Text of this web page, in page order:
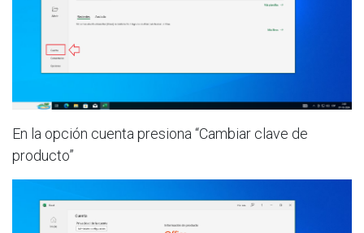
En la opción cuenta presiona “Cambiar clave de
producto”